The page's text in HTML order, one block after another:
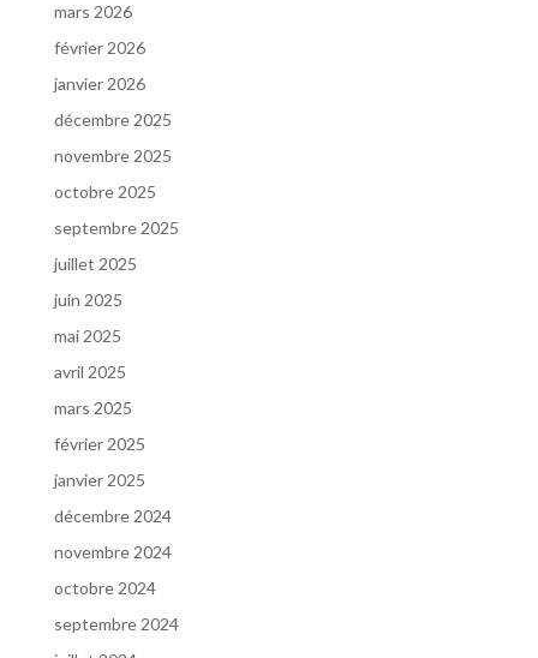
mars 2026
février 2026
janvier 2026
décembre 2025
novembre 2025
octobre 2025
septembre 2025
juillet 2025
juin 2025
mai 2025
avril 2025
mars 2025
février 2025
janvier 2025
décembre 2024
novembre 2024
octobre 2024
septembre 2024